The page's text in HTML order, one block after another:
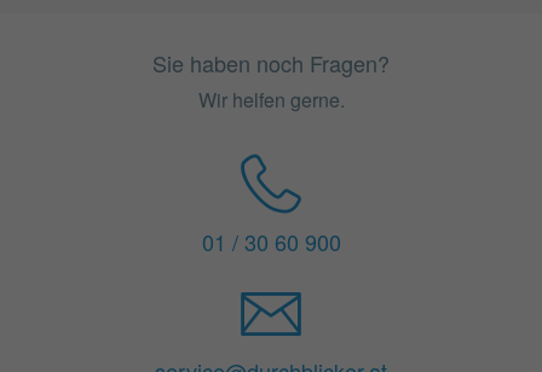
Sie haben noch Fragen?
Wir helfen gerne.
01 / 30 60 900